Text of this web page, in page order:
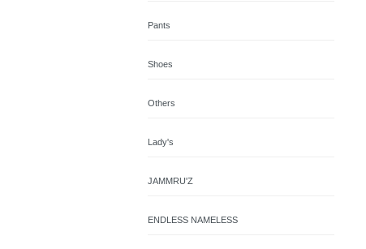
Pants
Shoes
Others
Lady's
JAMMRU'Z
ENDLESS NAMELESS